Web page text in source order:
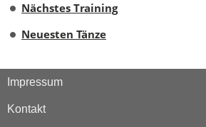
Nächstes Training
Neuesten Tänze
Impressum
Kontakt